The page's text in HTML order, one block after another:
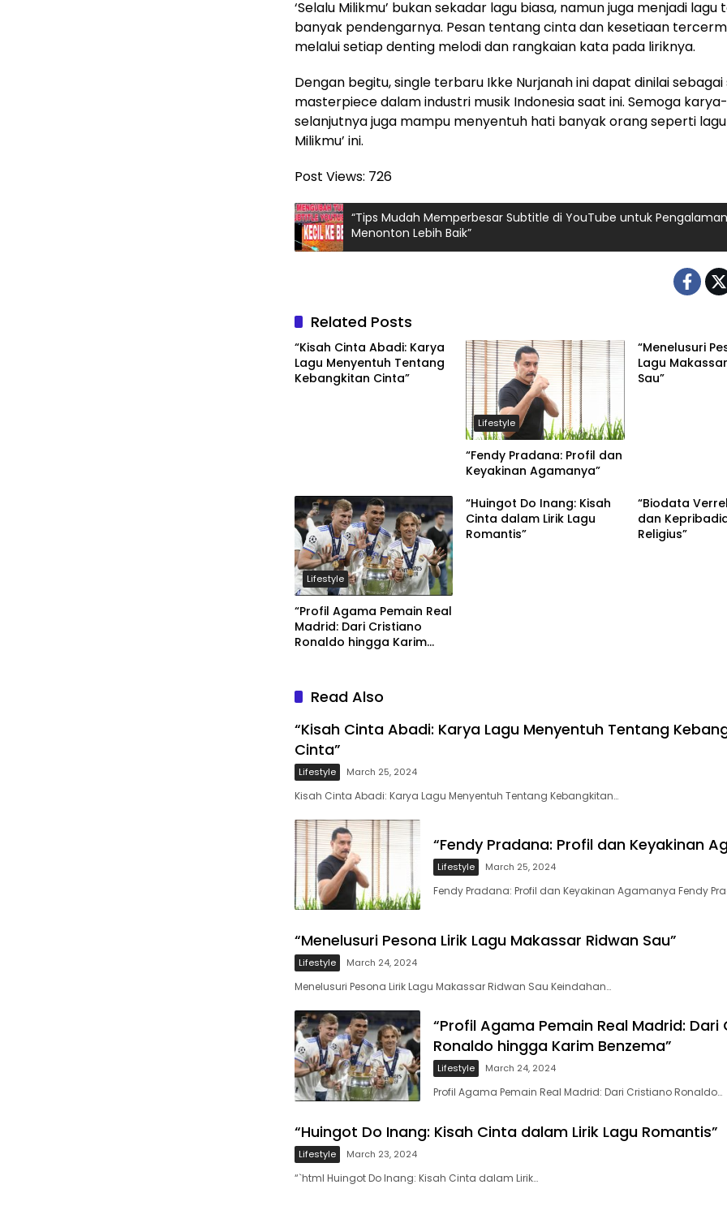
‘Selalu Milikmu’ bukan sekadar lagu biasa, namun juga menjadi lagu
banyak pendengarnya. Pesan tentang cinta dan kesetiaan
melalui setiap denting melodi dan rangkaian kata pada liriknya.
Dengan begitu, single terbaru Ikke Nurjanah ini dapat dinilai
masterpiece dalam industri musik Indonesia saat ini. Semoga
selanjutnya juga mampu menyentuh hati banyak orang seperti lagu
Milikmu’ ini.
Post Views: 726
“Tips Mudah Memperbesar Subtitle di YouTube untuk Pengalaman
Menonton Lebih Baik”
Related Posts
“Kisah Cinta Abadi: Karya
Lagu Menyentuh Tentang
Kebangkitan Cinta”
Lifestyle
“Fendy Pradana: Profil dan
Keyakinan Agamanya”
“Menelusuri
Lagu
Sau”
Lifestyle
“Profil Agama Pemain Real
Madrid: Dari Cristiano
Ronaldo hingga Karim
“Huingot Do Inang: Kisah
Cinta dalam Lirik Lagu
Romantis”
“Biodata
dan
Religius”
Read Also
“Kisah Cinta Abadi: Karya Lagu Menyentuh Tentang
Cinta”
Lifestyle March 25, 2024
Kisah Cinta Abadi: Karya Lagu Menyentuh Tentang Kebangkitan…
“Fendy Pradana: Profil dan Keyakinan
Lifestyle March 25, 2024
Fendy Pradana: Profil dan Keyakinan Agamanya Fendy
“Menelusuri Pesona Lirik Lagu Makassar Ridwan Sau”
Lifestyle March 24, 2024
Menelusuri Pesona Lirik Lagu Makassar Ridwan Sau Keindahan…
“Profil Agama Pemain Real Madrid: Dari
Ronaldo hingga Karim Benzema”
Lifestyle March 24, 2024
Profil Agama Pemain Real Madrid: Dari Cristiano Ronaldo…
“Huingot Do Inang: Kisah Cinta dalam Lirik Lagu Romantis”
Lifestyle March 23, 2024
“`html Huingot Do Inang: Kisah Cinta dalam Lirik…